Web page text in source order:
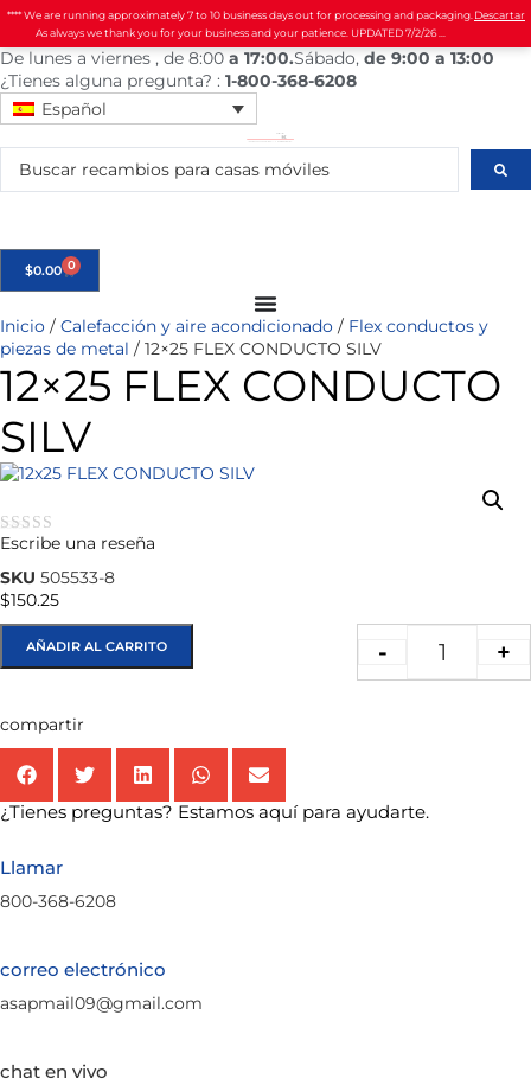
**** We are running approximately 7 to 10 business days out for processing and packaging.
As always we thank you for your business and your patience. UPDATED 7/2/26 ...
Descartar
De lunes a viernes , de 8:00 a 17:00.Sábado, de 9:00 a 13:00
¿Tienes alguna pregunta? : 1-800-368-6208
Español
$0.00 0
Inicio / Calefacción y aire acondicionado / Flex conductos y
piezas de metal / 12×25 FLEX CONDUCTO SILV
12×25 FLEX CONDUCTO
SILV
★★★★★
Escribe una reseña
SKU 505533-8
$150.25
- +
AÑADIR AL CARRITO
compartir
¿Tienes preguntas? Estamos aquí para ayudarte.
Llamar
800-368-6208
correo electrónico
asapmail09@gmail.com
chat en vivo